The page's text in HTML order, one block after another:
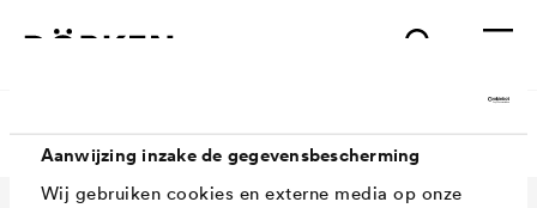
Aanwijzing inzake de gegevensbescherming
Wij gebruiken cookies en externe media op onze